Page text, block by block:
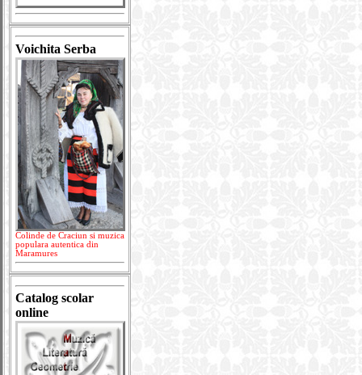
Voichita Serba
Colinde de Craciun si muzica
populara autentica din
Maramures
Catalog scolar
online